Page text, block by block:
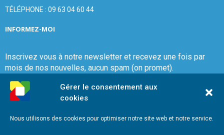
Gérer le consentement aux
cookies
Nous utilisons des cookies pour optimiser notre site web et notre service.
TÉLÉPHONE : 09 63 04 60 44
INFORMEZ-MOI
Inscrivez vous à notre newsletter et recevez une fois par
mois de nos nouvelles, aucun spam (on promet).